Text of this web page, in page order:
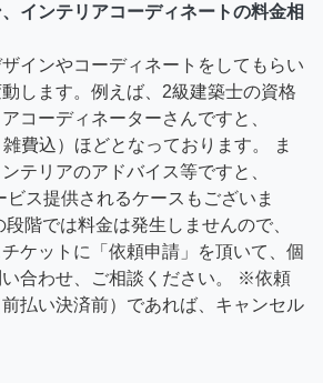
インテリアコーディネートの料金相
インやコーディネートをしてもらい
します。例えば、2級建築士の資格
コーディネーターさんですと、
費込）ほどとなっております。 ま
テリアのアドバイス等ですと、
ス提供されるケースもございま
階では料金は発生しませんので、
ケットに「依頼申請」を頂いて、個
合わせ、ご相談ください。 ※依頼
払い決済前）であれば、キャンセル